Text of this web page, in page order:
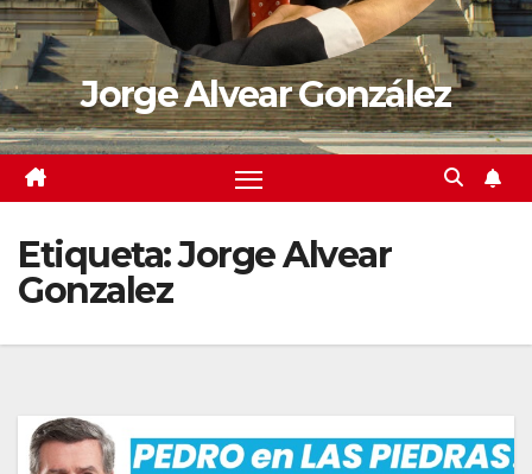
Jorge Alvear González
Etiqueta:Jorge Alvear
Gonzalez